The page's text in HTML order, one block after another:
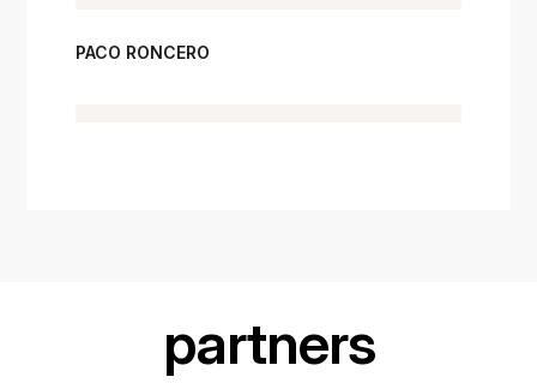
PACO RONCERO
partners